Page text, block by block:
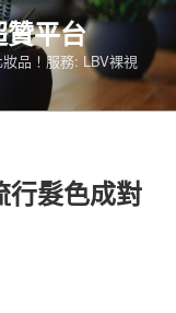
平台
品！服務: LBV裸視
行髮色成對